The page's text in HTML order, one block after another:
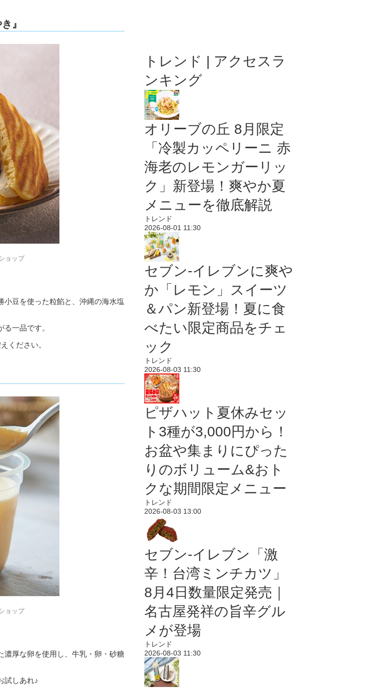
』
ョップ
小豆を使った粒餡と、沖縄の海水塩
一品です。
ください。
ョップ
濃厚な卵を使用し、牛乳・卵・砂糖
試しあれ♪
トレンド | アクセスラ
ンキング
オリーブの丘 8月限定
「冷製カッペリーニ 赤
海老のレモンガーリッ
ク」新登場！爽やか夏
メニューを徹底解説
トレンド
2026-08-01 11:30
セブン‐イレブンに爽や
か「レモン」スイーツ
＆パン新登場！夏に食
べたい限定商品をチェ
ック
トレンド
2026-08-03 11:30
ピザハット夏休みセッ
ト3種が3,000円から！
お盆や集まりにぴった
りのボリューム&おト
クな期間限定メニュー
トレンド
2026-08-03 13:00
セブン-イレブン「激
辛！台湾ミンチカツ」
8月4日数量限定発売｜
名古屋発祥の旨辛グル
メが登場
トレンド
2026-08-03 11:30